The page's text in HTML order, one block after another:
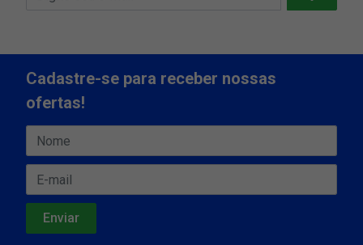
Cadastre-se para receber nossas
ofertas!